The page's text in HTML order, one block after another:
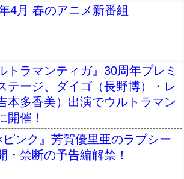
4月 春のアニメ新番組
トラマンティガ』30周年プレミ
テージ、ダイゴ（長野博）・レ
本多香美）出演でウルトラマン
開催！
ピンク』芳賀優里亜のラブシー
・禁断の予告編解禁！